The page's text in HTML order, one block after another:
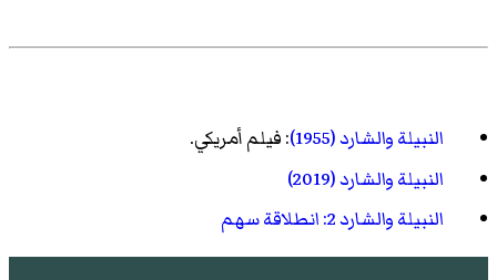
النبيلة والشارد (1955)
: فيلم أمريكي.
النبيلة والشارد (2019)
النبيلة والشارد 2: انطلاقة سهم